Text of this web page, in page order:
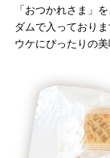
「おつかれさま」
ダムで入っており
ウケにぴったりの美